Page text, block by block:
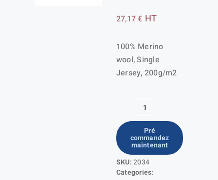
27,17€ HT
100% Merino
wool, Single
Jersey, 200g/m2
quantité
de
Cache-
cou
100%
Pré
commandez
maintenant
SKU:2034
Categories: